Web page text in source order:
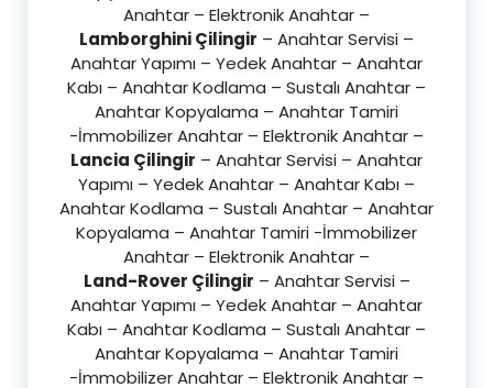
Anahtar – Elektronik Anahtar –
Lamborghini Çilingir – Anahtar Servisi –
Anahtar Yapımı – Yedek Anahtar – Anahtar
Kabı – Anahtar Kodlama – Sustalı Anahtar –
Anahtar Kopyalama – Anahtar Tamiri
-İmmobilizer Anahtar – Elektronik Anahtar –
Lancia Çilingir – Anahtar Servisi – Anahtar
Yapımı – Yedek Anahtar – Anahtar Kabı –
Anahtar Kodlama – Sustalı Anahtar – Anahtar
Kopyalama – Anahtar Tamiri -İmmobilizer
Anahtar – Elektronik Anahtar –
Land-Rover Çilingir – Anahtar Servisi –
Anahtar Yapımı – Yedek Anahtar – Anahtar
Kabı – Anahtar Kodlama – Sustalı Anahtar –
Anahtar Kopyalama – Anahtar Tamiri
-İmmobilizer Anahtar – Elektronik Anahtar –